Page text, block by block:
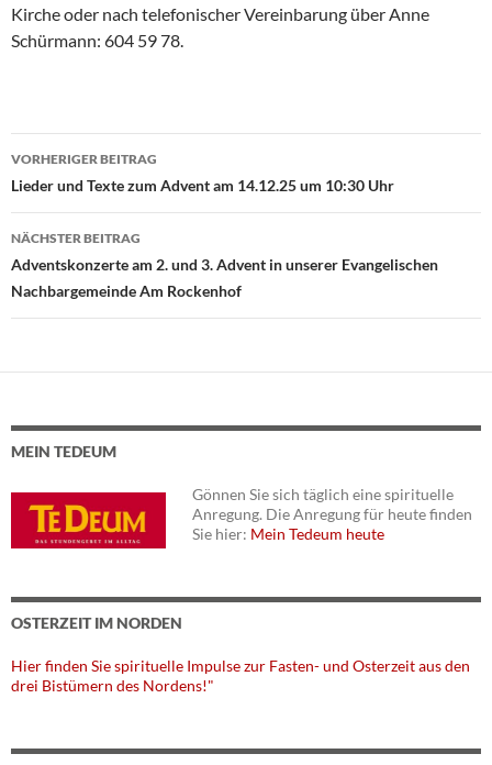
Kirche oder nach telefonischer Vereinbarung über Anne
Schürmann: 604 59 78.
Beitragsnavigation
VORHERIGER BEITRAG
Lieder und Texte zum Advent am 14.12.25 um 10:30 Uhr
NÄCHSTER BEITRAG
Adventskonzerte am 2. und 3. Advent in unserer Evangelischen
Nachbargemeinde Am Rockenhof
MEIN TEDEUM
Gönnen Sie sich täglich eine spirituelle
Anregung. Die Anregung für heute finden
Sie hier: Mein Tedeum heute
OSTERZEIT IM NORDEN
Hier finden Sie spirituelle Impulse zur Fasten- und Osterzeit aus den
drei Bistümern des Nordens!"